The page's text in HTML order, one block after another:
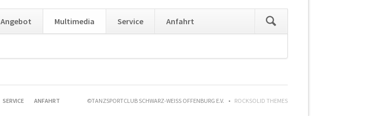
überspringen
Angebot Multimedia Service Anfahrt
SERVICE ANFAHRT ©TANZSPORTCLUB SCHWARZ-WEISS OFFENBURG E.V. ROCKSOLID THEMES